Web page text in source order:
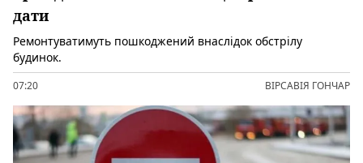
дати
Ремонтуватимуть пошкоджений внаслідок обстрілу
будинок.
07:20 ВІРСАВІЯ ГОНЧАР